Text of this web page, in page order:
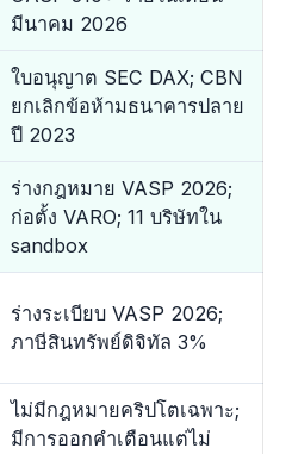
มีนาคม 2026
ใบอนุญาต SEC DAX; CBN
ยกเลิกข้อห้ามธนาคารปลาย
ปี 2023
ร่างกฎหมาย VASP 2026;
ก่อตั้ง VARO; 11 บริษัทใน
sandbox
ร่างระเบียบ VASP 2026;
ภาษีสินทรัพย์ดิจิทัล 3%
ไม่มีกฎหมายคริปโตเฉพาะ;
มีการออกคำเตือนแต่ไม่